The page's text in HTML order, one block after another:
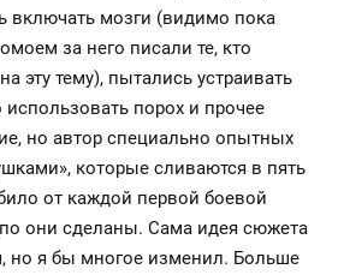
включать мозги (видимо пока
за него писали те, кто
эту тему), пытались устраивать
порох и прочее
но автор специально опытных
которые сливаются в пять
от каждой первой боевой
они сделаны. Сама идея сюжета
но я бы многое изменил. Больше